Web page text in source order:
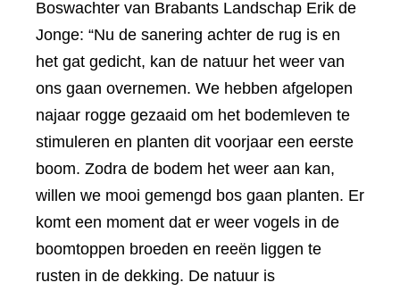
Boswachter van Brabants Landschap Erik de
Jonge: “Nu de sanering achter de rug is en
het gat gedicht, kan de natuur het weer van
ons gaan overnemen. We hebben afgelopen
najaar rogge gezaaid om het bodemleven te
stimuleren en planten dit voorjaar een eerste
boom. Zodra de bodem het weer aan kan,
willen we mooi gemengd bos gaan planten. Er
komt een moment dat er weer vogels in de
boomtoppen broeden en reeën liggen te
rusten in de dekking. De natuur is